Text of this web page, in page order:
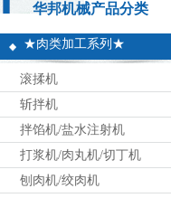
华邦机械产品分类
★肉类加工系列★
滚揉机
斩拌机
拌馅机/盐水注射机
打浆机/肉丸机/切丁机
刨肉机/绞肉机